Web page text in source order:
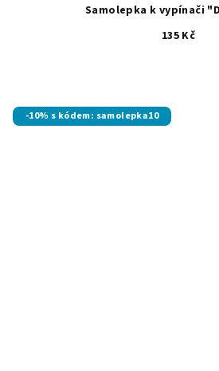
Samolepka k vypínači
135 Kč
-10% s kódem: samolepka10